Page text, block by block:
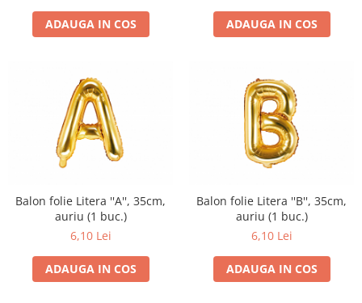
ADAUGA IN COS ADAUGA IN COS
Balon folie Litera ''A'', 35cm,
auriu (1 buc.)
6,10 Lei
ADAUGA IN COS
Balon folie Litera ''B'', 35cm,
auriu (1 buc.)
6,10 Lei
ADAUGA IN COS